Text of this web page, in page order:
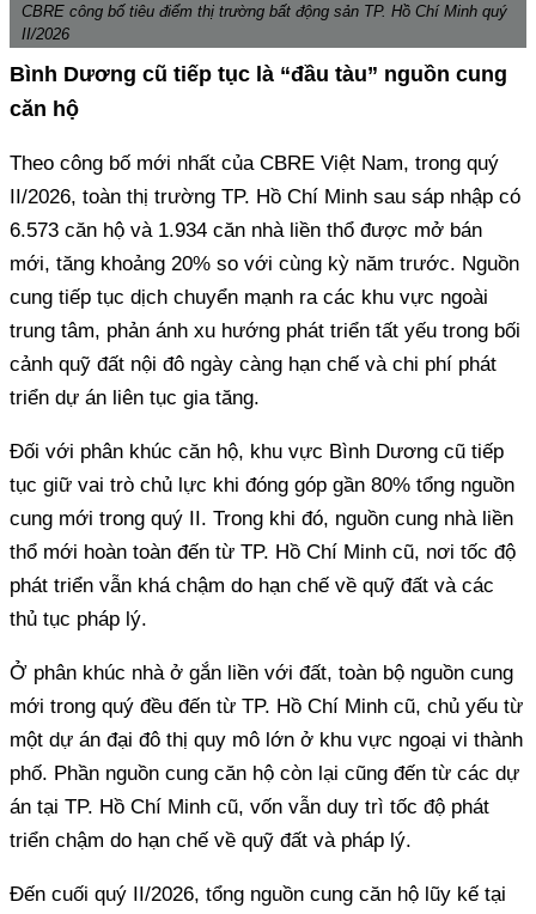
CBRE công bố tiêu điểm thị trường bất động sản TP. Hồ Chí Minh quý
II/2026
Bình Dương cũ tiếp tục là “đầu tàu” nguồn cung
căn hộ
Theo công bố mới nhất của CBRE Việt Nam, trong quý
II/2026, toàn thị trường TP. Hồ Chí Minh sau sáp nhập có
6.573 căn hộ và 1.934 căn nhà liền thổ được mở bán
mới, tăng khoảng 20% so với cùng kỳ năm trước. Nguồn
cung tiếp tục dịch chuyển mạnh ra các khu vực ngoài
trung tâm, phản ánh xu hướng phát triển tất yếu trong bối
cảnh quỹ đất nội đô ngày càng hạn chế và chi phí phát
triển dự án liên tục gia tăng.
Đối với phân khúc căn hộ, khu vực Bình Dương cũ tiếp
tục giữ vai trò chủ lực khi đóng góp gần 80% tổng nguồn
cung mới trong quý II. Trong khi đó, nguồn cung nhà liền
thổ mới hoàn toàn đến từ TP. Hồ Chí Minh cũ, nơi tốc độ
phát triển vẫn khá chậm do hạn chế về quỹ đất và các
thủ tục pháp lý.
Ở phân khúc nhà ở gắn liền với đất, toàn bộ nguồn cung
mới trong quý đều đến từ TP. Hồ Chí Minh cũ, chủ yếu từ
một dự án đại đô thị quy mô lớn ở khu vực ngoại vi thành
phố. Phần nguồn cung căn hộ còn lại cũng đến từ các dự
án tại TP. Hồ Chí Minh cũ, vốn vẫn duy trì tốc độ phát
triển chậm do hạn chế về quỹ đất và pháp lý.
Đến cuối quý II/2026, tổng nguồn cung căn hộ lũy kế tại